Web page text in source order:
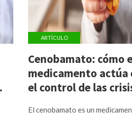
ARTÍCULO
Cenobamato: cómo
medicamento actúa
el control de las
El cenobamato es un